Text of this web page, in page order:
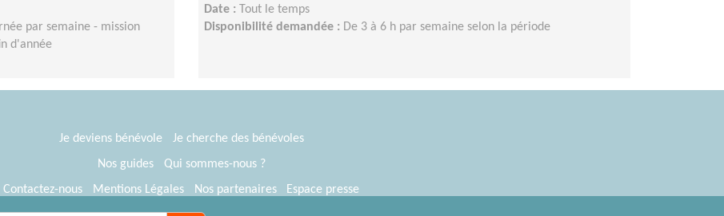
par semaine - mission
d'année
Date :
Tout le temps
Disponibilité demandée : De 3 à 6 h par semaine selon la période
Je deviens bénévole
Je cherche des bénévoles
Nos guides
Qui sommes-nous ?
Contactez-nous
Mentions Légales Nos partenaires
Espace presse